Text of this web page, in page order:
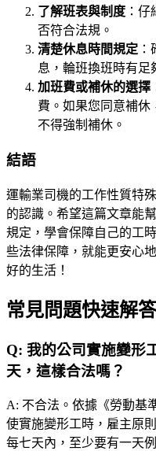
了解班表與制度 ：
否符合法規。
清楚休息時間規定
息，輪班換班時有足
加班費或補休的選擇
費。如果您同意補休
不得強制補休。
結語
運輸業司機的工作性質特
的認識。希望這篇文章能
規定，學會保障自己的工
些法律保障，就能更安心
好的生活！
常見問題快速解答
Q: 我的公司實施變形
天，這樣合法嗎？
A: 不合法。依據《勞動基
使實施變形工時，雇主原
每七天內，至少要有一天